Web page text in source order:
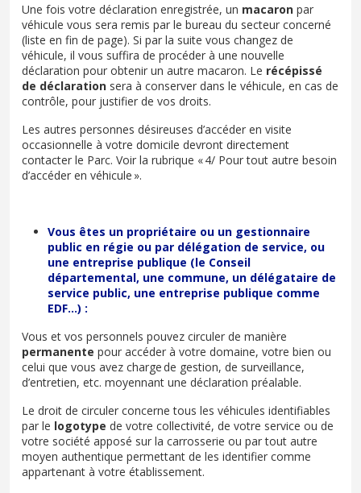
Une fois votre déclaration enregistrée, un macaron par
véhicule vous sera remis par le bureau du secteur concerné
(liste en fin de page). Si par la suite vous changez de
véhicule, il vous suffira de procéder à une nouvelle
déclaration pour obtenir un autre macaron. Le récépissé
de déclaration sera à conserver dans le véhicule, en cas de
contrôle, pour justifier de vos droits.
Les autres personnes désireuses d’accéder en visite
occasionnelle à votre domicile devront directement
contacter le Parc. Voir la rubrique « 4/ Pour tout autre besoin
d’accéder en véhicule ».
Vous êtes un propriétaire ou un gestionnaire
public en régie ou par délégation de service, ou
une entreprise publique (le Conseil
départemental, une commune, un délégataire de
service public, une entreprise publique comme
EDF…) :
Vous et vos personnels pouvez circuler de manière
permanente pour accéder à votre domaine, votre bien ou
celui que vous avez charge de gestion, de surveillance,
d’entretien, etc. moyennant une déclaration préalable.
Le droit de circuler concerne tous les véhicules identifiables
par le logotype de votre collectivité, de votre service ou de
votre société apposé sur la carrosserie ou par tout autre
moyen authentique permettant de les identifier comme
appartenant à votre établissement.